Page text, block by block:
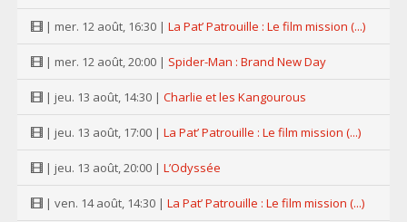
| mer. 12 août, 16:30 | La Pat’ Patrouille : Le film mission (...)
| mer. 12 août, 20:00 | Spider-Man : Brand New Day
| jeu. 13 août, 14:30 | Charlie et les Kangourous
| jeu. 13 août, 17:00 | La Pat’ Patrouille : Le film mission (...)
| jeu. 13 août, 20:00 | L’Odyssée
| ven. 14 août, 14:30 | La Pat’ Patrouille : Le film mission (...)